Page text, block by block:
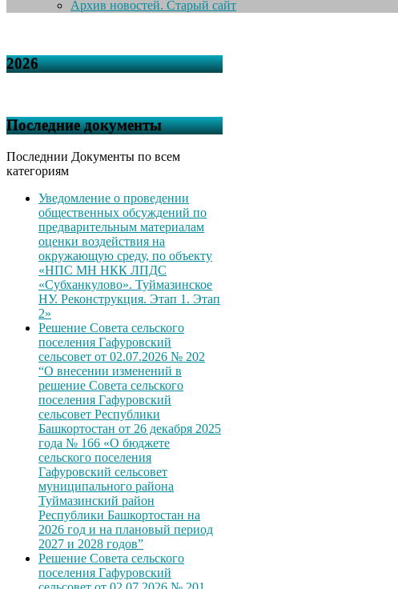
Архив новостей. Старый сайт
2026
Последние документы
Последнии Документы по всем
категориям
Уведомление о проведении
общественных обсуждений по
предварительным материалам
оценки воздействия на
окружающую среду, по объекту
«НПС МН НКК ЛПДС
«Субханкулово». Туймазинское
НУ. Реконструкция. Этап 1. Этап
2»
Решение Совета сельского
поселения Гафуровский
сельсовет от 02.07.2026 № 202
“О внесении изменений в
решение Совета сельского
поселения Гафуровский
сельсовет Республики
Башкортостан от 26 декабря 2025
года № 166 «О бюджете
сельского поселения
Гафуровский сельсовет
муниципального района
Туймазинский район
Республики Башкортостан на
2026 год и на плановый период
2027 и 2028 годов”
Решение Совета сельского
поселения Гафуровский